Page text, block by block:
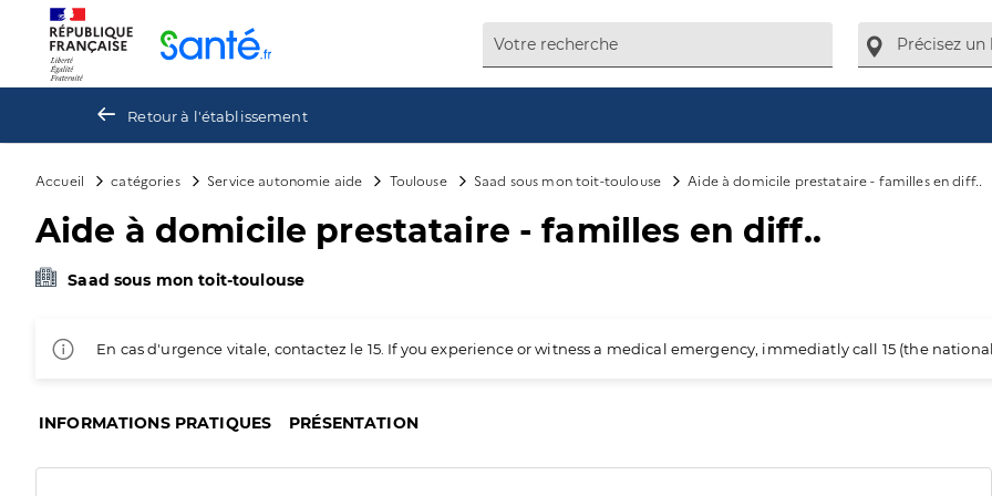
Retour à l'établissement
Accueil catégories Service autonomie aide Toulouse Saad sous mon toit-toulouse Aide à domicile prestataire - familles en diff..
Aide à domicile prestataire - familles en diff..
Saad sous mon toit-toulouse
En cas d'urgence vitale, contactez le 15. If you experience or witness a medical emergency, immediatly call 15 (the
INFORMATIONS PRATIQUES PRÉSENTATION
Panneau de gestion des cookies